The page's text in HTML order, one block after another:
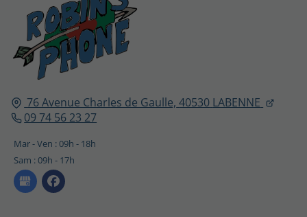
76 Avenue Charles de Gaulle, 40530 LABENNE
09 74 56 23 27
Mar - Ven : 09h - 18h
Sam : 09h - 17h